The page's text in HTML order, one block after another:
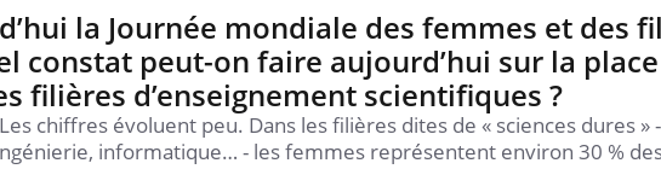
la Journée mondiale des femmes et des
constat peut-on faire aujourd’hui sur la
filières d’enseignement scientifiques ?
chiffres évoluent peu. Dans les filières dites de « sciences dures » -
informatique… - les femmes représentent environ 30 %